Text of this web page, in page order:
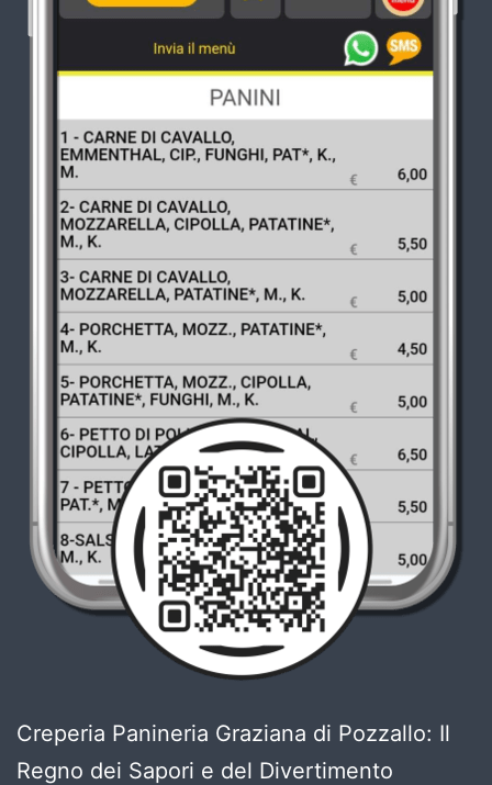
Creperia Panineria Graziana di Pozzallo: Il
Regno dei Sapori e del Divertimento